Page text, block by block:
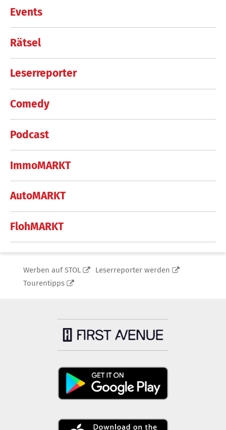
Events
Rätsel
Leserreporter
Comedy
Podcast
ImmoMARKT
AutoMARKT
FlohMARKT
Werben auf STOL
Leserreporter werden
Tourentipps